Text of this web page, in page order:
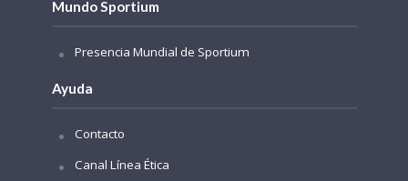
Mundo Sportium
Presencia Mundial de Sportium
Ayuda
Contacto
Canal Línea Ética